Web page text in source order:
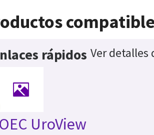
rápidos Ver
OEC UroView